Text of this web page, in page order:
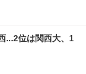
...2位は関西大、1